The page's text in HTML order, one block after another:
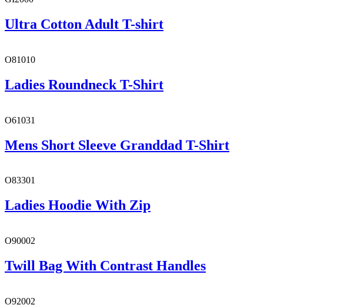
Ultra Cotton Adult T-shirt
O81010
Ladies Roundneck T-Shirt
O61031
Mens Short Sleeve Granddad T-Shirt
O83301
Ladies Hoodie With Zip
O90002
Twill Bag With Contrast Handles
O92002